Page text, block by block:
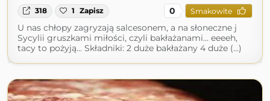
318 1 Zapisz 0 Smakowite
U nas chłopy zagryzają salcesonem, a na słoneczne j
Sycylii gruszkami miłości, czyli bakłażanami… eeeeh,
tacy to pożyją… Składniki: 2 duże bakłażany 4 duże (...)